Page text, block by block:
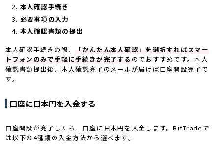
本人確認手続き
必要事項の入力
本人確認書類の提出
本人確認手続きの際、
「かんたん本人確認」を選択すればスマー
トフォンのみで手軽に手続きが完了する のでおすすめです。本人
確認書類提出後、本人確認完了のメールが届けば口座開設完了で
す。
口座に日本円を入金する
口座開設が完了したら、口座に日本円を入金します。BitTradeで
は以下の4種類の入金方法から選べます。